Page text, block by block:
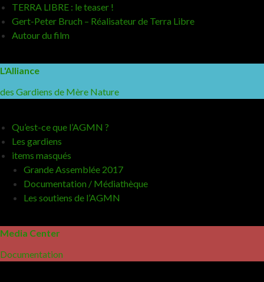
TERRA LIBRE : le teaser !
Gert-Peter Bruch – Réalisateur de Terra Libre
Autour du film
L'Alliance
des Gardiens de Mère Nature
Qu’est-ce que l’AGMN ?
Les gardiens
items masqués
Grande Assemblée 2017
Documentation / Médiathèque
Les soutiens de l’AGMN
Media Center
Documentation